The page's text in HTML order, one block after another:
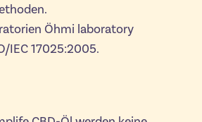
Öhmi laboratory
IEC 17025:2005.